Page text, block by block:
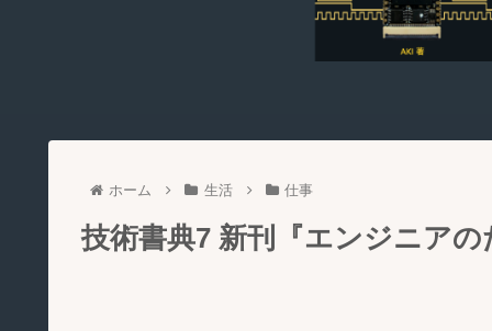
ホーム 生活 仕事
技術書典7 新刊『エンジニア